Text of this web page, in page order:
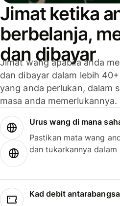
Jimat ketika
berbelanja,
dan dibayar
Jimat wang apabila anda
dan dibayar dalam lebih
yang anda perlukan, dalam
masa anda memerlukannya.
Urus wang di mana
Pastikan mata wang
dan tukarkannya dalam
Kad debit antarabangsa